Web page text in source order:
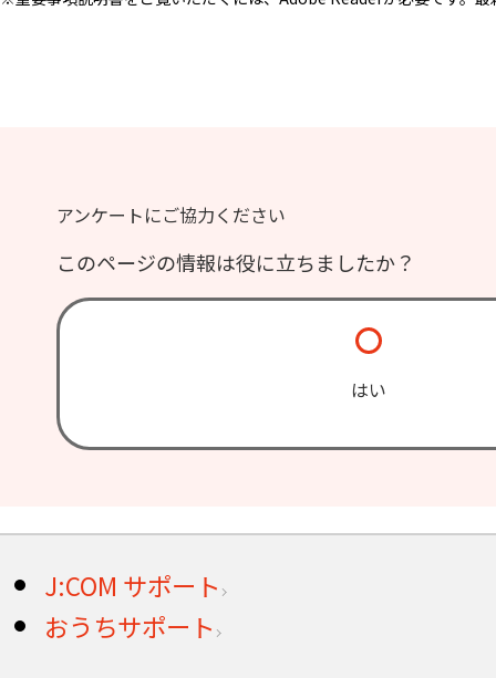
アンケートにご協力ください
このページの情報は役に立ちましたか？
はい
J:COM サポート
おうちサポート